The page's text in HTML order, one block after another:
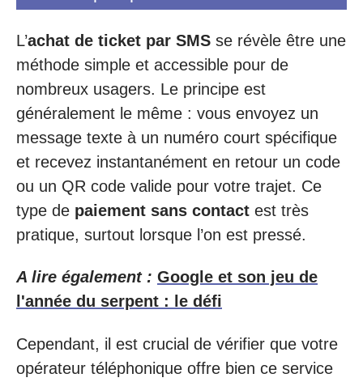
L’achat de ticket par SMS se révèle être une
méthode simple et accessible pour de
nombreux usagers. Le principe est
généralement le même : vous envoyez un
message texte à un numéro court spécifique
et recevez instantanément en retour un code
ou un QR code valide pour votre trajet. Ce
type de paiement sans contact est très
pratique, surtout lorsque l’on est pressé.
A lire également : Google et son jeu de
l'année du serpent : le défi
Cependant, il est crucial de vérifier que votre
opérateur téléphonique offre bien ce service